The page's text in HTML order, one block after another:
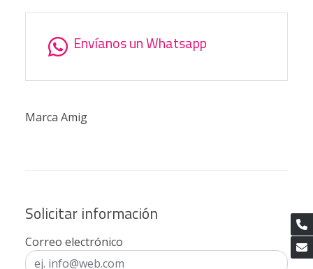
Envíanos un Whatsapp
Marca Amig
Solicitar información
Correo electrónico